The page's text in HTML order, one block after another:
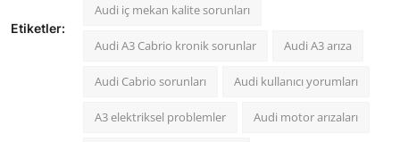
Etiketler:
Audi iç mekan kalite sorunları
Audi A3 Cabrio kronik sorunlar Audi A3 arıza
Audi Cabrio sorunları Audi kullanıcı yorumları
A3 elektriksel problemler Audi motor arızaları